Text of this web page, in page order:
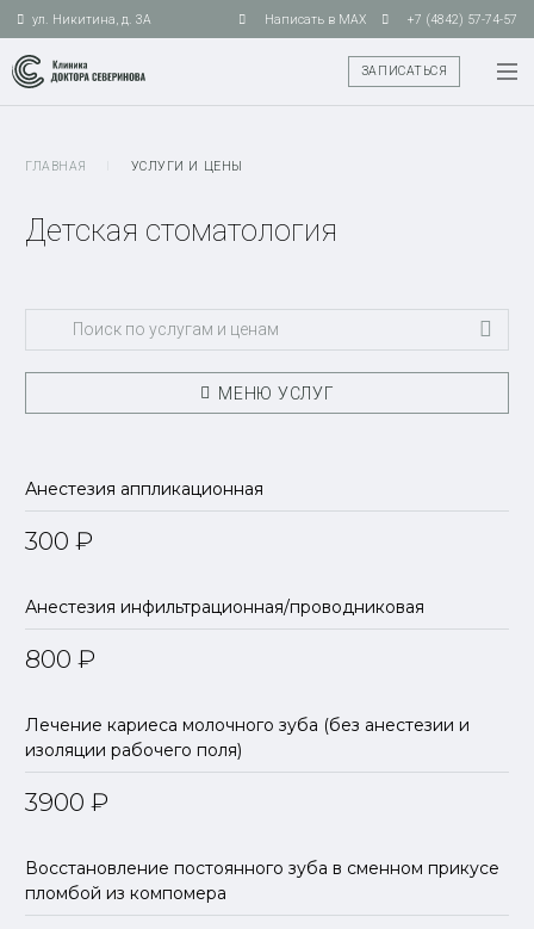
ул. Никитина, д. 3А Написать в MAX +7 (4842) 57-74-57
ЗАПИСАТЬСЯ
ГЛАВНАЯ УСЛУГИ И ЦЕНЫ
Детская стоматология
МЕНЮ УСЛУГ
Анестезия аппликационная
300 ₽
Анестезия инфильтрационная/проводниковая
800 ₽
Лечение кариеса молочного зуба (без анестезии и
изоляции рабочего поля)
3900 ₽
Восстановление постоянного зуба в сменном прикусе
пломбой из компомера